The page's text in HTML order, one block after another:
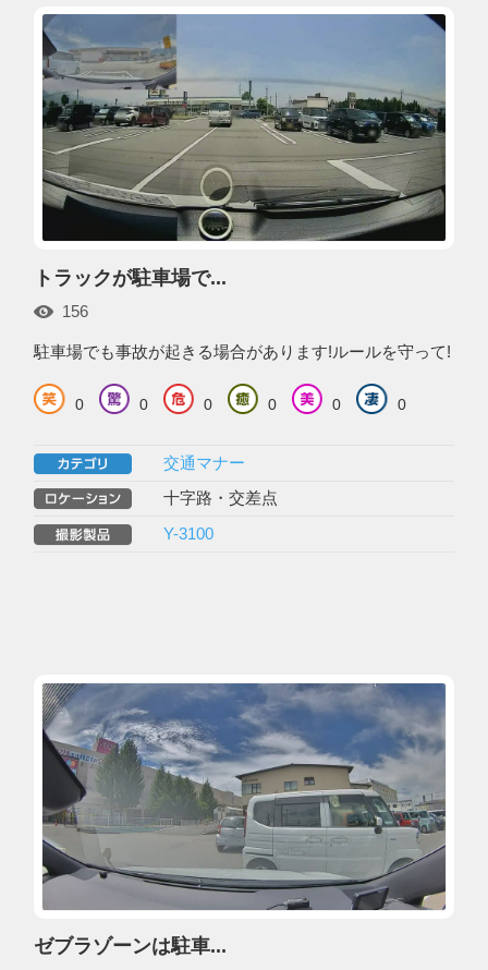
トラックが駐車場で...
156
駐車場でも事故が起きる場合があります!ルールを守って!
0 0 0 0 0 0
交通マナー
十字路・交差点
Y-3100
ゼブラゾーンは駐車...